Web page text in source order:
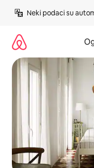
Neki podaci su